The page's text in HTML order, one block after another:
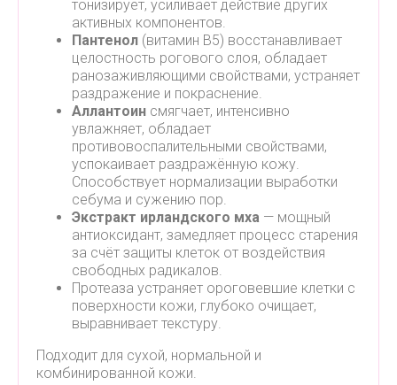
тонизирует, усиливает действие других
активных компонентов.
Пантенол (витамин B5) восстанавливает
целостность рогового слоя, обладает
ранозаживляющими свойствами, устраняет
раздражение и покраснение.
Аллантоин смягчает, интенсивно
увлажняет, обладает
противовоспалительными свойствами,
успокаивает раздражённую кожу.
Способствует нормализации выработки
себума и сужению пор.
Экстракт ирландского мха — мощный
антиоксидант, замедляет процесс старения
за счёт защиты клеток от воздействия
свободных радикалов.
Протеаза устраняет ороговевшие клетки с
поверхности кожи, глубоко очищает,
выравнивает текстуру.
Подходит для сухой, нормальной и
комбинированной кожи.